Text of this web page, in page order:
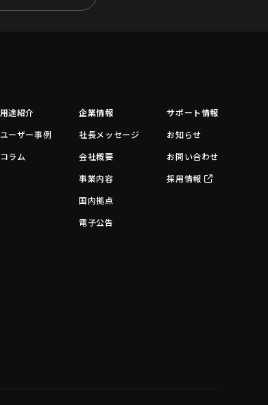
用途紹介
ユーザー事例
コラム
企業情報
社長メッセージ
会社概要
事業内容
国内拠点
電子公告
サポート情報
お知らせ
お問い合わせ
採用情報